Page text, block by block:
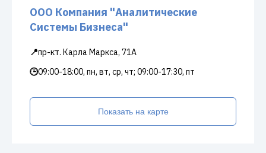
ООО Компания "Аналитические
Системы Бизнеса"
📍пр-кт. Карла Маркса, 71А
🕒09:00-18:00, пн, вт, ср, чт; 09:00-17:30, пт
Показать на карте